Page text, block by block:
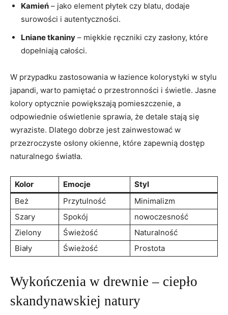
Kamień – jako element płytek czy blatu, dodaje
surowości i autentyczności.
Lniane tkaniny – miękkie ręczniki czy zasłony, które
dopełniają całości.
W przypadku zastosowania w łazience kolorystyki w stylu
japandi, warto pamiętać o przestronności i świetle. Jasne
kolory optycznie powiększają pomieszczenie, a
odpowiednie oświetlenie sprawia, że detale stają się
wyraziste. Dlatego dobrze jest zainwestować w
przezroczyste osłony okienne, które zapewnią dostęp
naturalnego światła.
Kolor Emocje
Styl
Beż
Przytulność
Minimalizm
Szary
Spokój
nowoczesność
Zielony
Świeżość
Naturalność
Biały
Świeżość Prostota
Wykończenia w drewnie – ciepło
skandynawskiej natury